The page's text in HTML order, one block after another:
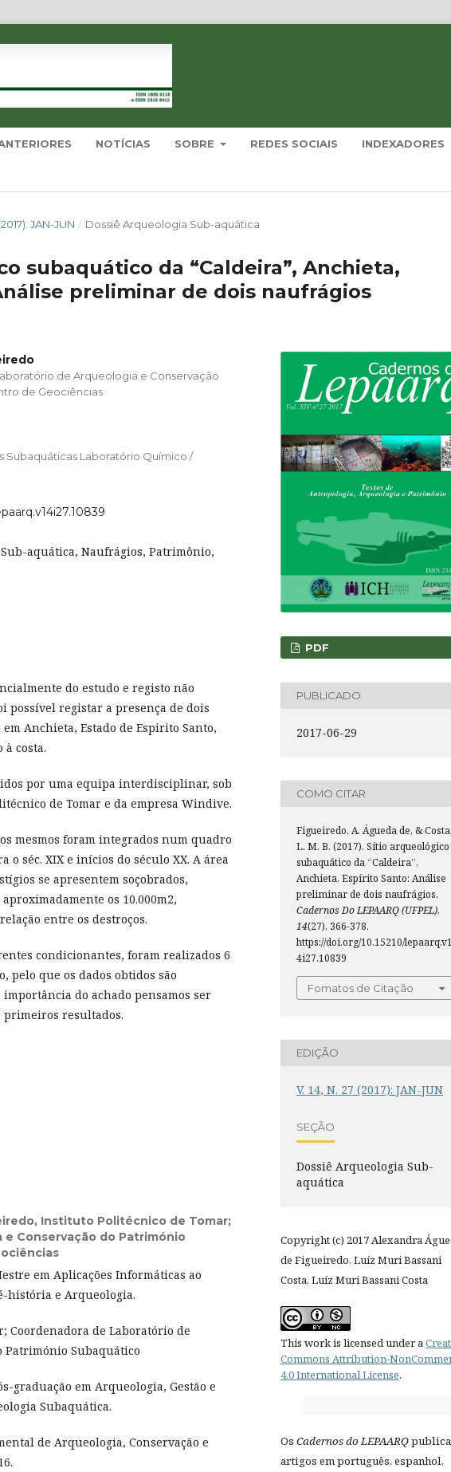
NOTÍCIAS SOBRE REDES SOCIAIS INDEXADORES
JAN-JUN / Dossiê Arqueologia Sub-aquática
subaquático da “Caldeira”, Anchieta,
preliminar de dois naufrágios
de Arqueologia e Conservação
de Geociências
Subaquáticas Laboratório Químico /
aquática, Naufrágios, Patrimônio,
do estudo e registo não
possível registar a presença de dois
Anchieta, Estado de Espirito Santo,
costa.
por uma equipa interdisciplinar, sob
de Tomar e da empresa Windive.
mesmos foram integrados num quadro
o séc. XIX e inícios do século XX. A área
se apresentem soçobrados,
os 10.000m2,
entre os destroços.
condicionantes, foram realizados 6
pelo que os dados obtidos são
do achado pensamos ser
resultados.
Instituto Politécnico de Tomar;
Conservação do Património
em Aplicações Informáticas ao
história e Arqueologia.
Coordenadora de Laboratório de
Património Subaquático
graduação em Arqueologia, Gestão e
Subaquática.
de Arqueologia, Conservação e
PDF
PUBLICADO
2017-06-29
COMO CITAR
Figueiredo, A. Águeda de, &
L. M. B. (2017). Sítio arqueológico
subaquático da “Caldeira”,
Anchieta, Espírito Santo: Análise
preliminar de dois naufrágios.
Cadernos Do LEPAARQ (UFPEL),
14(27), 366-378.
https://doi.org/10.15210/
4i27.10839
Fomatos de Citação
EDIÇÃO
V. 14, N. 27 (2017): JAN-JUN
SEÇÃO
Dossiê Arqueologia Sub-
aquática
Copyright (c) 2017 Alexandra
de Figueiredo, Luíz Muri Bassani
Costa, Luíz Muri Bassani Costa
This work is licensed under a
Commons Attribution-
4.0 International License.
Os Cadernos do LEPAARQ
artigos em português, espanhol,